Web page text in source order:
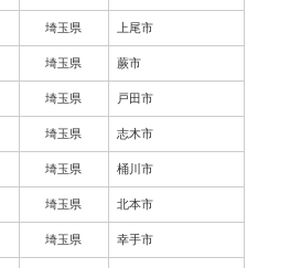
埼玉県 上尾市
埼玉県 蕨市
埼玉県 戸田市
埼玉県 志木市
埼玉県 桶川市
埼玉県 北本市
埼玉県 幸手市